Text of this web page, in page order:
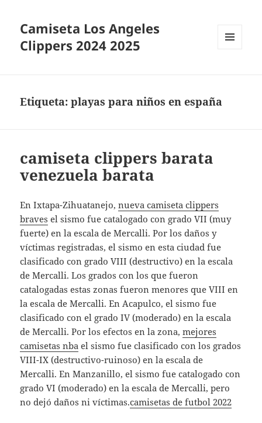
Camiseta Los Angeles
Clippers 2024 2025
Etiqueta:playas para niños en españa
camiseta clippers barata
venezuela barata
En Ixtapa-Zihuatanejo,nueva camiseta clippers
braves el sismo fue catalogado con grado VII (muy
fuerte) en la escala de Mercalli. Por los daños y
víctimas registradas, el sismo en esta ciudad fue
clasificado con grado VIII (destructivo) en la escala
de Mercalli. Los grados con los que fueron
catalogadas estas zonas fueron menores que VIII en
la escala de Mercalli. En Acapulco, el sismo fue
clasificado con el grado IV (moderado) en la escala
de Mercalli. Por los efectos en la zona,mejores
camisetas nba el sismo fue clasificado con los grados
VIII-IX (destructivo-ruinoso) en la escala de
Mercalli. En Manzanillo, el sismo fue catalogado con
grado VI (moderado) en la escala de Mercalli, pero
no dejó daños ni víctimas.camisetas de futbol 2022